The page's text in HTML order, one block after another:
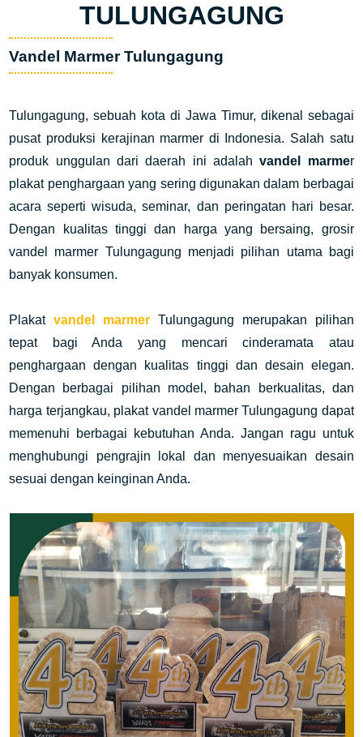
TULUNGAGUNG
Vandel Marmer Tulungagung
Tulungagung, sebuah kota di Jawa Timur, dikenal sebagai
pusat produksi kerajinan marmer di Indonesia. Salah satu
produk unggulan dari daerah ini adalahvandel marmer
plakat penghargaan yang sering digunakan dalam berbagai
acara seperti wisuda, seminar, dan peringatan hari besar.
Dengan kualitas tinggi dan harga yang bersaing, grosir
vandel marmer Tulungagung menjadi pilihan utama bagi
banyak konsumen.
Plakat vandel marmer Tulungagung merupakan pilihan
tepat bagi Anda yang mencari cinderamata atau
penghargaan dengan kualitas tinggi dan desain elegan.
Dengan berbagai pilihan model, bahan berkualitas, dan
harga terjangkau, plakat vandel marmer Tulungagung dapat
memenuhi berbagai kebutuhan Anda. Jangan ragu untuk
menghubungi pengrajin lokal dan menyesuaikan desain
sesuai dengan keinginan Anda.